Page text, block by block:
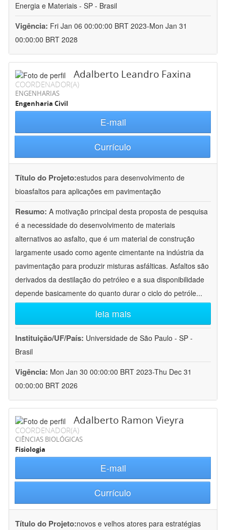
Energia e Materiais - SP - Brasil
Vigência: Fri Jan 06 00:00:00 BRT 2023-Mon Jan 31
00:00:00 BRT 2028
Adalberto Leandro Faxina
COORDENADOR(A)
ENGENHARIAS
Engenharia Civil
E-mail
Currículo
Título do Projeto:estudos para desenvolvimento de
bioasfaltos para aplicações em pavimentação
Resumo: A motivação principal desta proposta de pesquisa
é a necessidade do desenvolvimento de materiais
alternativos ao asfalto, que é um material de construção
largamente usado como agente cimentante na indústria da
pavimentação para produzir misturas asfálticas. Asfaltos são
derivados da destilação do petróleo e a sua disponibilidade
depende basicamente do quanto durar o ciclo do petróle...
leia mais
Instituição/UF/País: Universidade de São Paulo - SP -
Brasil
Vigência: Mon Jan 30 00:00:00 BRT 2023-Thu Dec 31
00:00:00 BRT 2026
Adalberto Ramon Vieyra
COORDENADOR(A)
CIÊNCIAS BIOLÓGICAS
Fisiologia
E-mail
Currículo
Título do Projeto:novos e velhos atores para estratégias